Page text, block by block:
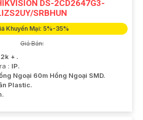
DS-2CD2647G3-
SRBHUN
Khuyến Mại: 5%-35%
Giá Bán:
+ .
: IP.
Ngoại 60m Hồng Ngoại SMD.
Plastic.